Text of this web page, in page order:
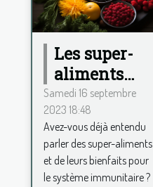
Les super-
aliments
pour
renforcer le
système
immunitaire
Samedi 16 septembre
2023 18:48
Avez-vous déjà entendu
parler des super-aliments
et de leurs bienfaits pour
le système immunitaire ?